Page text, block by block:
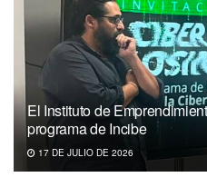
El Instituto de
programa de Incibe
17 DE JULIO DE 2026